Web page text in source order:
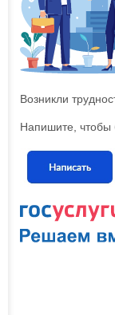
Возникли
Напишите, чтобы